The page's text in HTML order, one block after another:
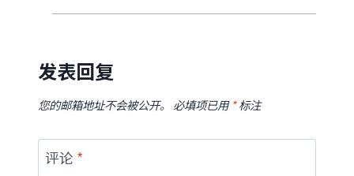
发表回复
您的邮箱地址不会被公开。 必填项已用*标注
评论 *